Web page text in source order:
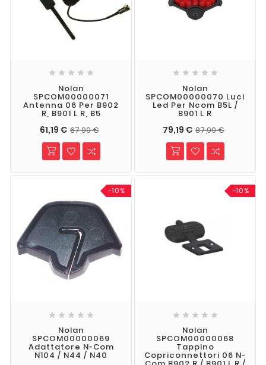
    
Nolan
SPCOM00000071
Antenna 06 Per B902
R, B901 L R, B5
61,19 € 67,99 €
    
Nolan
SPCOM00000070 Luci
Led Per Ncom B5L /
B901 L R
79,19 € 87,99 €
-10%
    
Nolan
SPCOM00000069
Adattatore N-Com
N104 / N44 / N40
-10%
    
Nolan
SPCOM00000068
Tappino
Copriconnettori 06 N-